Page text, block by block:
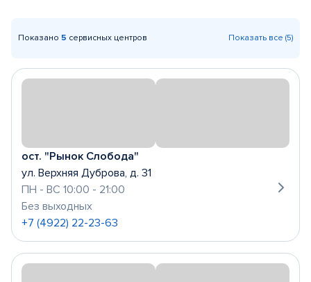
Показано 5 сервисных центров Показать все (5)
ост. "Рынок Слобода"
ул. Верхняя Дуброва, д. 31
ПН - ВС 10:00 - 21:00
Без выходных
+7 (4922) 22-23-63